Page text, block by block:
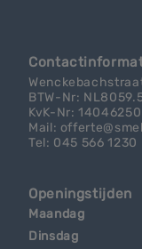
BTW-Nr:
KvK-Nr: 14046250
Mail:
Tel: 045 566 1230
Openingstijden
Maandag
Dinsdag